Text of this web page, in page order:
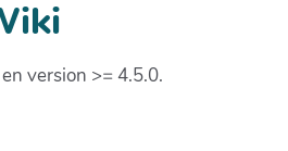
version >= 4.5.0.